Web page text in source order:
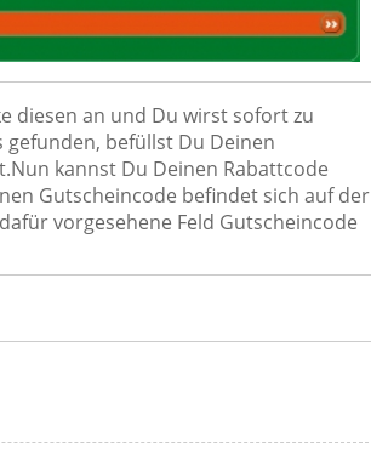
diesen an und Du wirst sofort zu
befüllst Du Deinen
kannst Du Deinen Rabattcode
Gutscheincode befindet sich auf der
vorgesehene Feld Gutscheincode